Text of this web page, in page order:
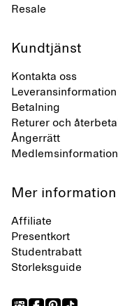
Resale
Kundtjänst
Kontakta oss
Leveransinformation
Betalning
Returer och
Ångerrätt
Medlemsinformation
Mer information
Affiliate
Presentkort
Studentrabatt
Storleksguide